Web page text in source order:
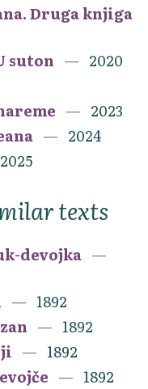
Druga knjiga
suton
2020
2023
2024
2025
texts
devojka
1892
1892
1892
1892